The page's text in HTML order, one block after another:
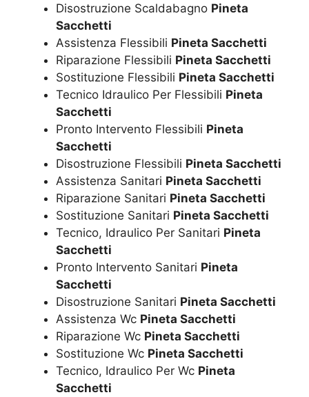
Disostruzione Scaldabagno Pineta
Sacchetti
Assistenza Flessibili Pineta Sacchetti
Riparazione Flessibili Pineta Sacchetti
Sostituzione Flessibili Pineta Sacchetti
Tecnico Idraulico Per Flessibili Pineta
Sacchetti
Pronto Intervento Flessibili Pineta
Sacchetti
Disostruzione Flessibili Pineta Sacchetti
Assistenza Sanitari Pineta Sacchetti
Riparazione Sanitari Pineta Sacchetti
Sostituzione Sanitari Pineta Sacchetti
Tecnico, Idraulico Per Sanitari Pineta
Sacchetti
Pronto Intervento Sanitari Pineta
Sacchetti
Disostruzione Sanitari Pineta Sacchetti
Assistenza Wc Pineta Sacchetti
Riparazione Wc Pineta Sacchetti
Sostituzione Wc Pineta Sacchetti
Tecnico, Idraulico Per Wc Pineta
Sacchetti